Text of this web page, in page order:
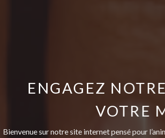
ENGAGEZ
VOTRE
Bienvenue sur notre site internet pensé pour